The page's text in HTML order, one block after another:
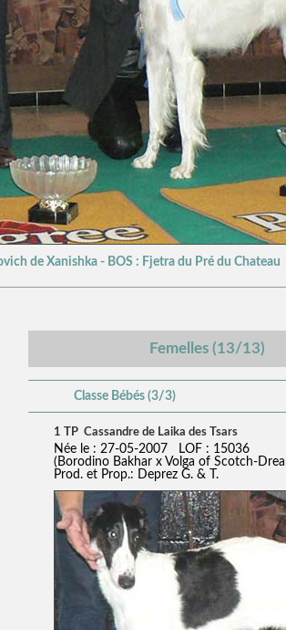
de Xanishka - BOS : Fjetra du Pré du Chateau
Femelles (13/13)
Classe Bébés (3/3)
1 TP Cassandre de Laika des Tsars
Née le : 27-05-2007 LOF : 15036
(Borodino Bakhar x Volga of Scotch-
Prod. et Prop.: Deprez G. & T.